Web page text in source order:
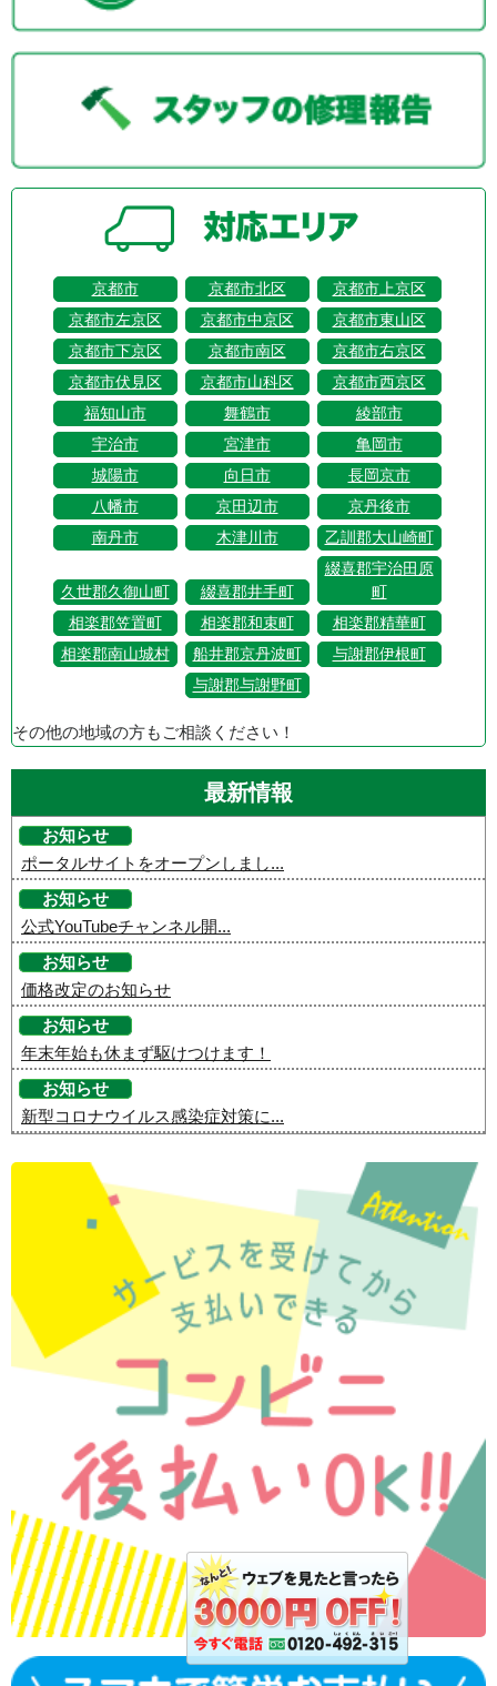
京都市 京都市北区
京都市上京区
京都市左京区
京都市中京区
京都市東山区
京都市下京区
京都市南区
京都市右京区
京都市伏見区
京都市山科区
京都市西京区
福知山市
舞鶴市
綾部市
宇治市
宮津市
亀岡市
城陽市
向日市
長岡京市
八幡市
京田辺市
京丹後市
南丹市
木津川市 乙訓郡大山崎町
久世郡久御山町 綴喜郡井手町
綴喜郡宇治田原
町
相楽郡笠置町
相楽郡和束町
相楽郡精華町
相楽郡南山城村
船井郡京丹波町
与謝郡伊根町
与謝郡与謝野町
その他の地域の方もご相談ください！
最新情報
お知らせ
ポータルサイトをオープンしまし...
お知らせ
公式YouTubeチャンネル開...
お知らせ
価格改定のお知らせ
お知らせ
年末年始も休まず駆けつけます！
お知らせ
新型コロナウイルス感染症対策に...